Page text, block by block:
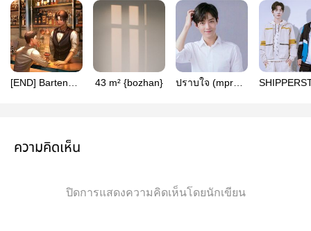
[END] Bartender
43 m² {bozhan}
ปราบใจ (mpreg)
ความคิดเห็น
ปิดการแสดงความคิดเห็นโดยนักเขียน